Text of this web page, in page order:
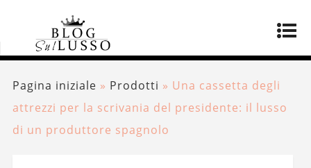
Pagina iniziale » Prodotti » Una cassetta degli
attrezzi per la scrivania del presidente: il lusso
di un produttore spagnolo